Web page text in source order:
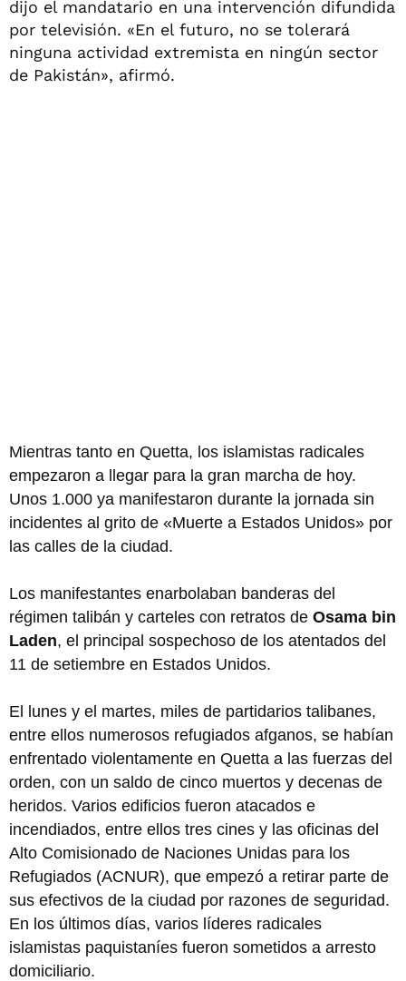
dijo el mandatario en una intervención difundida
por televisión. «En el futuro, no se tolerará
ninguna actividad extremista en ningún sector
de Pakistán», afirmó.
Mientras tanto en Quetta, los islamistas radicales
empezaron a llegar para la gran marcha de hoy.
Unos 1.000 ya manifestaron durante la jornada sin
incidentes al grito de «Muerte a Estados Unidos» por
las calles de la ciudad.
Los manifestantes enarbolaban banderas del
régimen talibán y carteles con retratos de Osama bin
Laden, el principal sospechoso de los atentados del
11 de setiembre en Estados Unidos.
El lunes y el martes, miles de partidarios talibanes,
entre ellos numerosos refugiados afganos, se habían
enfrentado violentamente en Quetta a las fuerzas del
orden, con un saldo de cinco muertos y decenas de
heridos. Varios edificios fueron atacados e
incendiados, entre ellos tres cines y las oficinas del
Alto Comisionado de Naciones Unidas para los
Refugiados (ACNUR), que empezó a retirar parte de
sus efectivos de la ciudad por razones de seguridad.
En los últimos días, varios líderes radicales
islamistas paquistaníes fueron sometidos a arresto
domiciliario.